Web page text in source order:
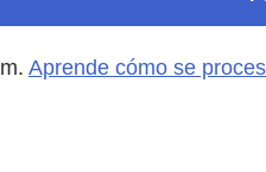
Aprende cómo se